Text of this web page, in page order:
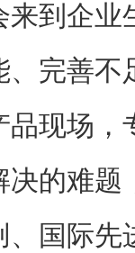
到企业
完善不
现场，
的难
国际先